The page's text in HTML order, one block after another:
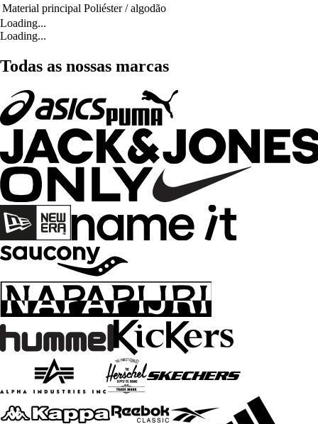
Material principal Poliéster / algodão
Loading...
Loading...
Todas as nossas marcas